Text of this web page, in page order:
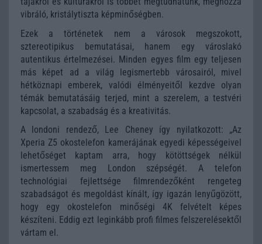
vibráló, kristálytiszta képminőségben.
Ezek a történetek nem a városok megszokott,
sztereotipikus bemutatásai, hanem egy városlakó
autentikus értelmezései. Minden egyes film egy teljesen
más képet ad a világ legismertebb városairól, mivel
hétköznapi emberek, valódi élményeitől kezdve olyan
témák bemutatásáig terjed, mint a szerelem, a testvéri
kapcsolat, a szabadság és a kreativitás.
A londoni rendező, Lee Cheney így nyilatkozott: „Az
Xperia Z5 okostelefon kamerájának egyedi képességeivel
lehetőséget kaptam arra, hogy kötöttségek nélkül
ismertessem meg London szépségét. A telefon
technológiai fejlettsége filmrendezőként rengeteg
szabadságot és megoldást kínált, így igazán lenyűgözött,
hogy egy okostelefon minőségi 4K felvételt képes
készíteni. Eddig ezt leginkább profi filmes felszerelésektől
vártam el.